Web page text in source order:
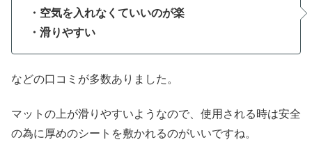
・空気を入れなくていいのが楽
・滑りやすい
などの口コミが多数ありました。
マットの上が滑りやすいようなので、使用される時は安全
の為に厚めのシートを敷かれるのがいいですね。